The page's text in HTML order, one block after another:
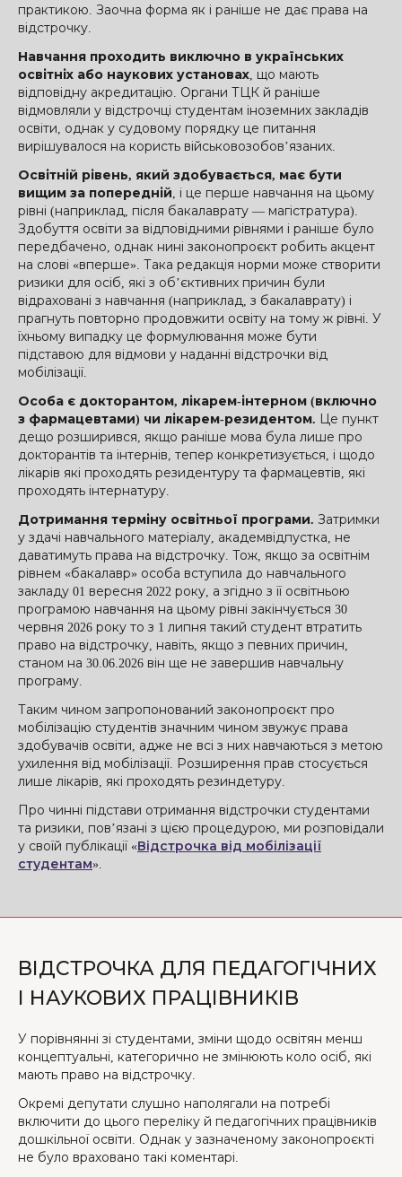
практикою. Заочна форма як і раніше не дає права на
відстрочку.
Навчання проходить виключно в українських
освітніх або наукових установах, що мають
відповідну акредитацію. Органи ТЦК й раніше
відмовляли у відстрочці студентам іноземних закладів
освіти, однак у судовому порядку це питання
вирішувалося на користь військовозобов’язаних.
Освітній рівень, який здобувається, має бути
вищим за попередній, і це перше навчання на цьому
рівні (наприклад, після бакалаврату — магістратура).
Здобуття освіти за відповідними рівнями і раніше було
передбачено, однак нині законопроєкт робить акцент
на слові «вперше». Така редакція норми може створити
ризики для осіб, які з об’єктивних причин були
відраховані з навчання (наприклад, з бакалаврату) і
прагнуть повторно продовжити освіту на тому ж рівні. У
їхньому випадку це формулювання може бути
підставою для відмови у наданні відстрочки від
мобілізації.
Особа є докторантом, лікарем-інтерном (включно
з фармацевтами) чи лікарем-резидентом. Це пункт
дещо розширився, якщо раніше мова була лише про
докторантів та інтернів, тепер конкретизується, і щодо
лікарів які проходять резидентуру та фармацевтів, які
проходять інтернатуру.
Дотримання терміну освітньої програми. Затримки
у здачі навчального матеріалу, академвідпустка, не
даватимуть права на відстрочку. Тож, якщо за освітнім
рівнем «бакалавр» особа вступила до навчального
закладу 01 вересня 2022 року, а згідно з її освітньою
програмою навчання на цьому рівні закінчується 30
червня 2026 року то з 1 липня такий студент втратить
право на відстрочку, навіть, якщо з певних причин,
станом на 30.06.2026 він ще не завершив навчальну
програму.
Таким чином запропонований законопроєкт про
мобілізацію студентів значним чином звужує права
здобувачів освіти, адже не всі з них навчаються з метою
ухилення від мобілізації. Розширення прав стосується
лише лікарів, які проходять резиндетуру.
Про чинні підстави отримання відстрочки студентами
та ризики, пов’язані з цією процедурою, ми розповідали
у своїй публікації «Відстрочка від мобілізації
студентам».
ВІДСТРОЧКА ДЛЯ ПЕДАГОГІЧНИХ
І НАУКОВИХ ПРАЦІВНИКІВ
У порівнянні зі студентами, зміни щодо освітян менш
концептуальні, категорично не змінюють коло осіб, які
мають право на відстрочку.
Окремі депутати слушно наполягали на потребі
включити до цього переліку й педагогічних працівників
дошкільної освіти. Однак у зазначеному законопроєкті
не було враховано такі коментарі.